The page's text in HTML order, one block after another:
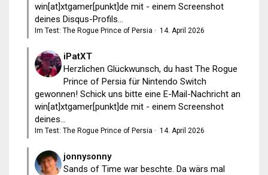
win[at]xtgamer[punkt]de mit - einem Screenshot
deines Disqus-Profils...
Im Test: The Rogue Prince of Persia · 14. April 2026
iPatXT
Herzlichen Glückwunsch, du hast The Rogue
Prince of Persia für Nintendo Switch
gewonnen! Schick uns bitte eine E-Mail-Nachricht an
win[at]xtgamer[punkt]de mit - einem Screenshot
deines...
Im Test: The Rogue Prince of Persia · 14. April 2026
jonnysonny
Sands of Time war beschte. Da wärs mal